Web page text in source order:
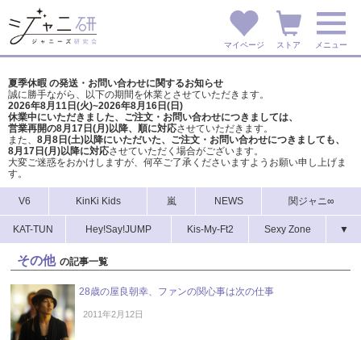
マイページ ストア メニュー
夏季休暇 の発送・お問い合わせに関するお知らせ
誠に勝手ながら、以下の期間を休業とさせていただきます。
2026年8月11日(火)~2026年8月16日(日)
休業中にいただきました、ご注文・お問い合わせにつきましては、
営業再開の8月17日(月)以降、順に対応させていただきます。
また、 8月8日(土)以降にいただいた、ご注文・ お問い合わせにつきましても、
8月17日(月)以降に対応させていただく場合がございます。
大変ご迷惑をおかけしますが、 何卒ご了承くださいますようお願い申し上げま
す。
V6 KinKi Kids 嵐 NEWS 関ジャニ∞
KAT-TUN Hey!Say!JUMP Kis-My-Ft2 Sexy Zone ▼
その他 の記事一覧
28歳の屋良朝幸、ファンの関心事は次の仕事
2011年2月12日